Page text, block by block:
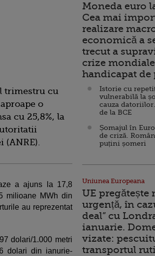
trimestru cu
o
cu 25,8%, la
(ANRE).
a ajuns la 17,8
milioane MWh din
au reprezentat
dolari/1.000 metri
dolari din ianurie-
Moneda euro
Cea mai
realizare
economică a
trecut a
crize
handicapat
Istorie cu
vulnerabilă la
cauza
de la BCE
Șomajul în
de criză.
puțini șomeri
Uniunea Europeana
UE pregătește
urgență, în
deal” cu
ianuarie.
vizate:
transportul